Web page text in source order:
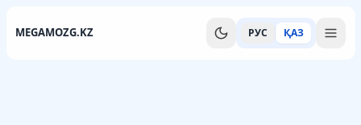
MEGAMOZG.KZ РУС ҚАЗ